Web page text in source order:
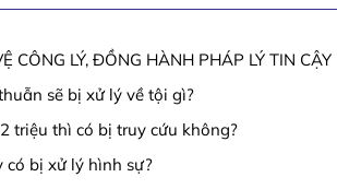
CÔNG LÝ, ĐỒNG HÀNH PHÁP LÝ TIN CẬY
sẽ bị xử lý về tội gì?
triệu thì có bị truy cứu không?
bị xử lý hình sự?